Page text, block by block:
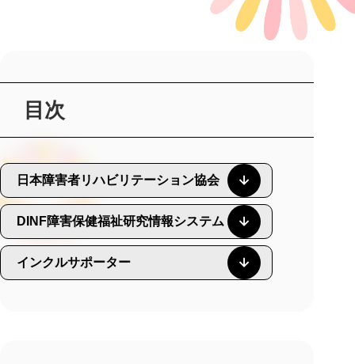
目次
日本障害者リハビリテーション協会
DINF障害保健福祉研究情報システム
インクルサポーター